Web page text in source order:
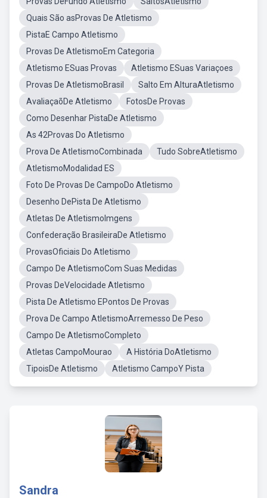
Quais São asProvas De Atletismo
PistaE Campo Atletismo
Provas De AtletismoEm Categoria
Atletismo ESuas Provas
Atletismo ESuas Variaçoes
Provas De AtletismoBrasil
Salto Em AlturaAtletismo
AvaliaçaõDe Atletismo
FotosDe Provas
Como Desenhar PistaDe Atletismo
As 42Provas Do Atletismo
Prova De AtletismoCombinada
Tudo SobreAtletismo
AtletismoModalidad ES
Foto De Provas De CampoDo Atletismo
Desenho DePista De Atletismo
Atletas De AtletismoImgens
Confederação BrasileiraDe Atletismo
ProvasOficiais Do Atletismo
Campo De AtletismoCom Suas Medidas
Provas DeVelocidade Atletismo
Pista De Atletismo EPontos De Provas
Prova De Campo AtletismoArremesso De Peso
Campo De AtletismoCompleto
Atletas CampoMourao
A História DoAtletismo
TipoisDe Atletismo
Atletismo CampoY Pista
Sandra